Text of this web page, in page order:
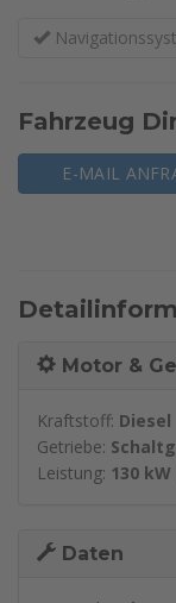
Fahrzeug
E-MAIL
Motor &
Kraftstoff: Diesel
Getriebe:
Leistung: 130 kW
Daten